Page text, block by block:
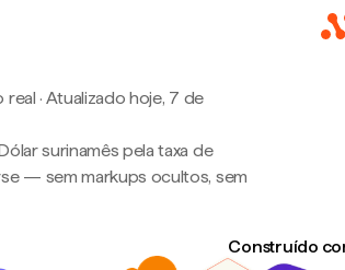
real · Atualizado hoje, 7 de
surinamês pela taxa de
— sem markups ocultos, sem
Construído